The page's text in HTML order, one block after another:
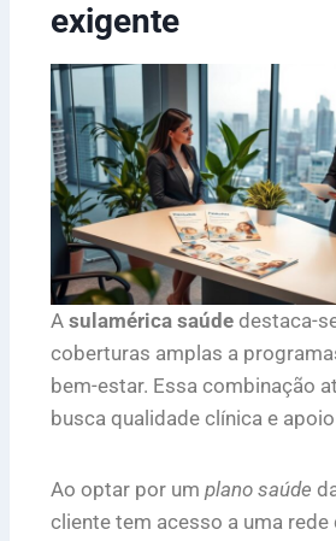
exigente
A sulamérica saúde destaca-
coberturas amplas a
bem-estar. Essa combinação
busca qualidade clínica e
Ao optar por um plano saúde
cliente tem acesso a uma